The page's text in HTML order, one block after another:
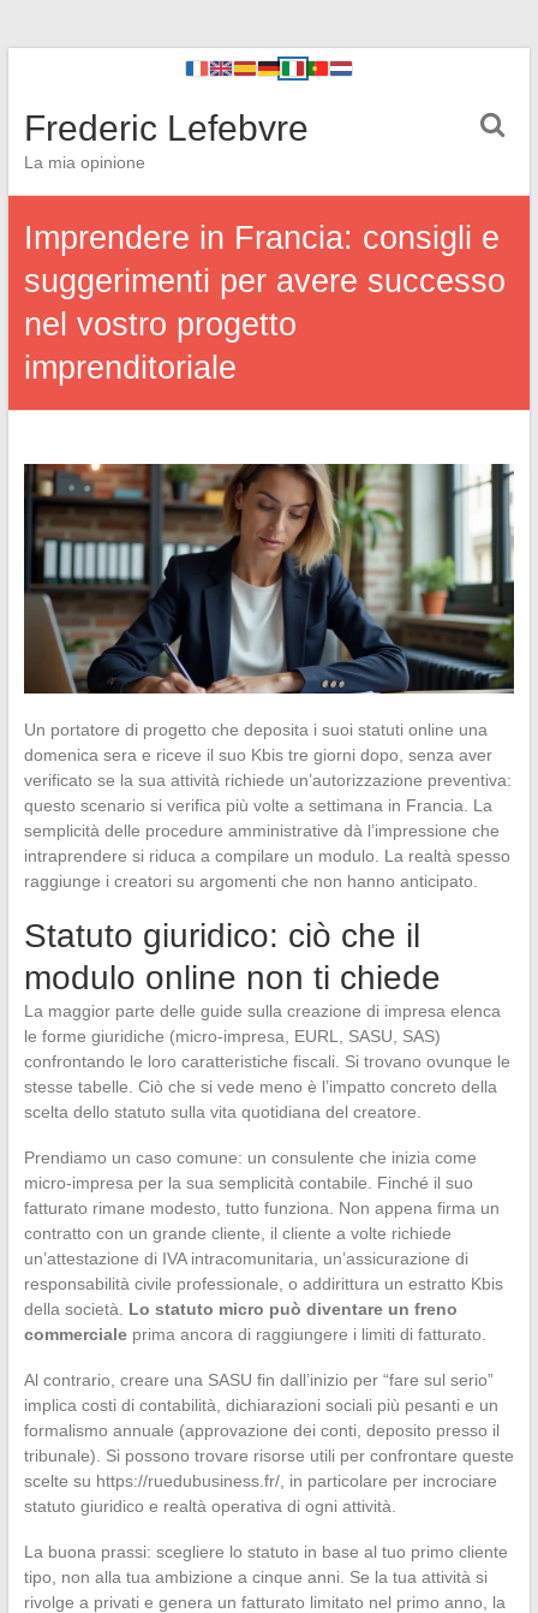
Frederic Lefebvre
La mia opinione
Imprendere in Francia: consigli e
suggerimenti per avere successo
nel vostro progetto
imprenditoriale
Un portatore di progetto che deposita i suoi statuti online una
domenica sera e riceve il suo Kbis tre giorni dopo, senza aver
verificato se la sua attività richiede un’autorizzazione preventiva:
questo scenario si verifica più volte a settimana in Francia. La
semplicità delle procedure amministrative dà l’impressione che
intraprendere si riduca a compilare un modulo. La realtà spesso
raggiunge i creatori su argomenti che non hanno anticipato.
Statuto giuridico: ciò che il
modulo online non ti chiede
La maggior parte delle guide sulla creazione di impresa elenca
le forme giuridiche (micro-impresa, EURL, SASU, SAS)
confrontando le loro caratteristiche fiscali. Si trovano ovunque le
stesse tabelle. Ciò che si vede meno è l’impatto concreto della
scelta dello statuto sulla vita quotidiana del creatore.
Prendiamo un caso comune: un consulente che inizia come
micro-impresa per la sua semplicità contabile. Finché il suo
fatturato rimane modesto, tutto funziona. Non appena firma un
contratto con un grande cliente, il cliente a volte richiede
un’attestazione di IVA intracomunitaria, un’assicurazione di
responsabilità civile professionale, o addirittura un estratto Kbis
della società. Lo statuto micro può diventare un freno
commercialeprima ancora di raggiungere i limiti di fatturato.
Al contrario, creare una SASU fin dall’inizio per “fare sul serio”
implica costi di contabilità, dichiarazioni sociali più pesanti e un
formalismo annuale (approvazione dei conti, deposito presso il
tribunale). Si possono trovare risorse utili per confrontare queste
scelte su https://ruedubusiness.fr/, in particolare per incrociare
statuto giuridico e realtà operativa di ogni attività.
La buona prassi: scegliere lo statuto in base al tuo primo cliente
tipo, non alla tua ambizione a cinque anni. Se la tua attività si
rivolge a privati e genera un fatturato limitato nel primo anno, la